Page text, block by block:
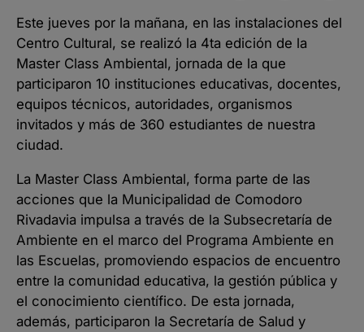
Este jueves por la mañana, en las instalaciones del
Centro Cultural, se realizó la 4ta edición de la
Master Class Ambiental, jornada de la que
participaron 10 instituciones educativas, docentes,
equipos técnicos, autoridades, organismos
invitados y más de 360 estudiantes de nuestra
ciudad.
La Master Class Ambiental, forma parte de las
acciones que la Municipalidad de Comodoro
Rivadavia impulsa a través de la Subsecretaría de
Ambiente en el marco del Programa Ambiente en
las Escuelas, promoviendo espacios de encuentro
entre la comunidad educativa, la gestión pública y
el conocimiento científico. De esta jornada,
además, participaron la Secretaría de Salud y